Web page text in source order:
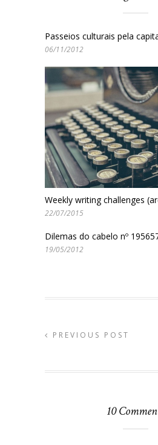
Passeios culturais pela
06/11/2012
Weekly writing challenges
22/07/2015
Dilemas do cabelo nº
19/05/2012
PREVIOUS POST
10